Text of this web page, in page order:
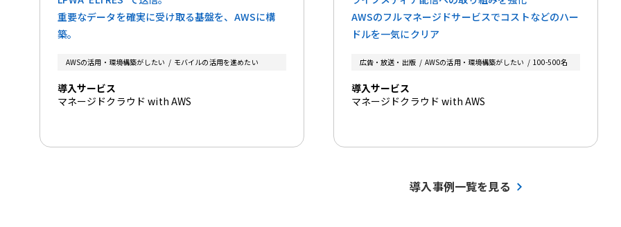
重要なデータを確実に受け取る基盤を、AWSに構
築。
AWSの活用・環境構築がしたい モバイルの活用を進めたい
導入サービス
マネージドクラウド with AWS
AWSのフルマネージドサービスでコストなどのハー
ドルを一気にクリア
広告・放送・出版 AWSの活用・環境構築がしたい 100-500名
導入サービス
マネージドクラウド with AWS
導入事例一覧を見る